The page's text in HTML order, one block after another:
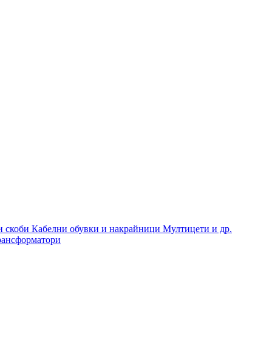
скоби Кабелни обувки и накрайници Мултицети и др.